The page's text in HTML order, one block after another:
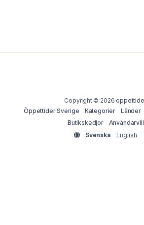
Copyright © 2026
Öppettider Sverige
Kategorier Länder
Butikskedjor
Svenska
English